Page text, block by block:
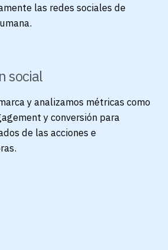
las redes sociales de
social
y analizamos métricas como
y conversión para
de las acciones e